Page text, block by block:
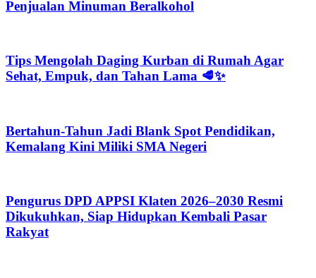
Penjualan Minuman Beralkohol
Tips Mengolah Daging Kurban di Rumah Agar
Sehat, Empuk, dan Tahan Lama 🥩✨
Bertahun-Tahun Jadi Blank Spot Pendidikan,
Kemalang Kini Miliki SMA Negeri
Pengurus DPD APPSI Klaten 2026–2030 Resmi
Dikukuhkan, Siap Hidupkan Kembali Pasar
Rakyat